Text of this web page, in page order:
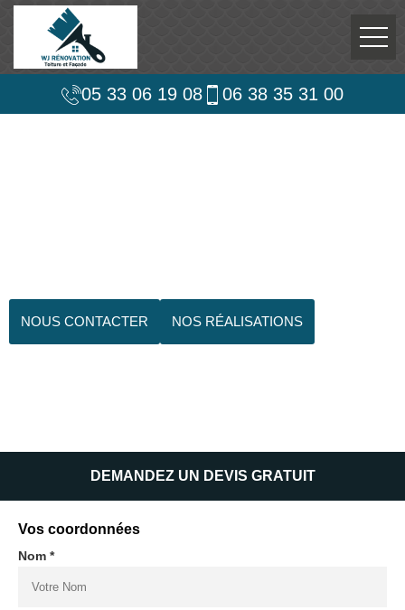
05 33 06 19 08 06 38 35 31 00
NOUS CONTACTER NOS RÉALISATIONS
DEMANDEZ UN DEVIS GRATUIT
Vos coordonnées
Nom *